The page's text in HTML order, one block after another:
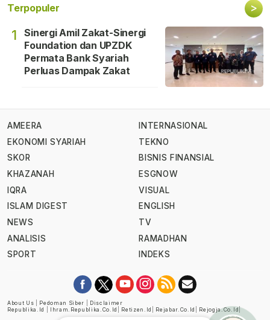
Terpopuler >
1
Sinergi Amil Zakat-Sinergi
Foundation dan UPZDK
Permata Bank Syariah
Perluas Dampak Zakat
AMEERA
EKONOMI SYARIAH
SKOR
KHAZANAH
IQRA
ISLAM DIGEST
NEWS
ANALISIS
SPORT
INTERNASIONAL
TEKNO
BISNIS FINANSIAL
ESGNOW
VISUAL
ENGLISH
TV
RAMADHAN
INDEKS
About Us Pedoman Siber
Disclaimer
Republika.id
Ihram.republika.co.id Retizen.id Rejabar.co.id Rejogja.co.id